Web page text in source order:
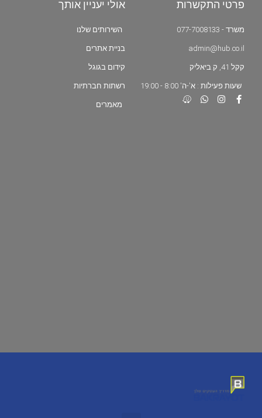
פרטי התקשרות
משרד - 077-7008133
admin@hub.co.il
קקל 41, ק.ביאליק
שעות פעילות : א'-ה' 8:00 - 19:00
אולי יעניין אותך
השירותים שלנו
בניית אתרים
קידום בגוגל
רשתות חברתיות
מאמרים